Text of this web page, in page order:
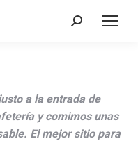
Search:
a la entrada de
y comimos unas
El mejor sitio para